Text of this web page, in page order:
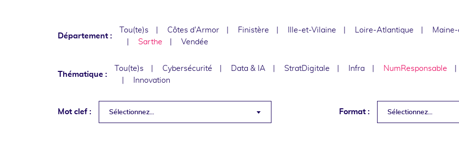
Département :
Tou(te)s Côtes d'Armor Finistère Ille-et-Vilaine Loire-Atlantique
Sarthe
Vendée
Thématique :
Tou(te)s Cybersécurité Data & IA StratDigitale Infra NumResponsable
Innovation
Mot clef : Sélectionnez... Format : Sélectionnez...